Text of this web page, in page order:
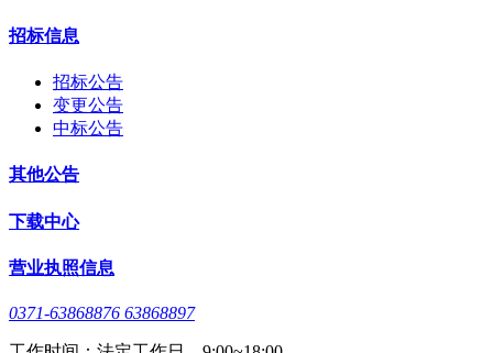
招标信息
招标公告
变更公告
中标公告
其他公告
下载中心
营业执照信息
0371-63868876 63868897